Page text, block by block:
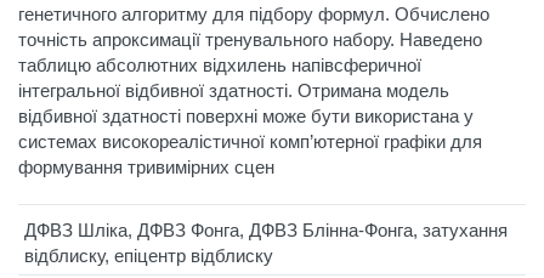
генетичного алгоритму для підбору формул. Обчислено
точність апроксимації тренувального набору. Наведено
таблицю абсолютних відхилень напівсферичної
інтегральної відбивної здатності. Отримана модель
відбивної здатності поверхні може бути використана у
системах високореалістичної комп’ютерної графіки для
формування тривимірних сцен
ДФВЗ Шліка, ДФВЗ Фонга, ДФВЗ Блінна-Фонга, затухання
відблиску, епіцентр відблиску